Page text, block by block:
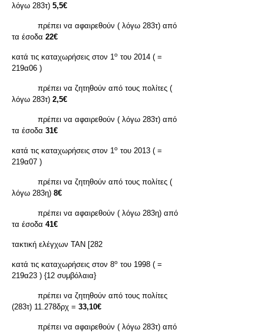
λόγω 283τ) 5,5€
πρέπει να αφαιρεθούν ( λόγω 283τ) από
τα έσοδα 22€
κατά τις καταχωρήσεις στον 1ο του 2014 ( =
219α06 )
πρέπει να ζητηθούν από τους πολίτες (
λόγω 283τ) 2,5€
πρέπει να αφαιρεθούν ( λόγω 283τ) από
τα έσοδα 31€
κατά τις καταχωρήσεις στον 1ο του 2013 ( =
219α07 )
πρέπει να ζητηθούν από τους πολίτες (
λόγω 283η) 8€
πρέπει να αφαιρεθούν ( λόγω 283η) από
τα έσοδα 41€
τακτική ελέγχων ΤΑΝ [282
κατά τις καταχωρήσεις στον 8ο του 1998 ( =
219α23 ) {12 συμβόλαια}
πρέπει να ζητηθούν από τους πολίτες
(283τ) 11.278δρχ = 33,10€
πρέπει να αφαιρεθούν ( λόγω 283τ) από